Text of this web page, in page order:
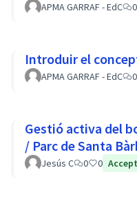
APMA GARRAF - EdC 0
Introduir el
APMA GARRAF - EdC 0
Gestió activa del
/ Parc de Santa
Jesús C 0 0